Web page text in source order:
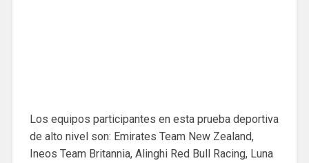
Los equipos participantes en esta prueba deportiva
de alto nivel son: Emirates Team New Zealand,
Ineos Team Britannia, Alinghi Red Bull Racing, Luna